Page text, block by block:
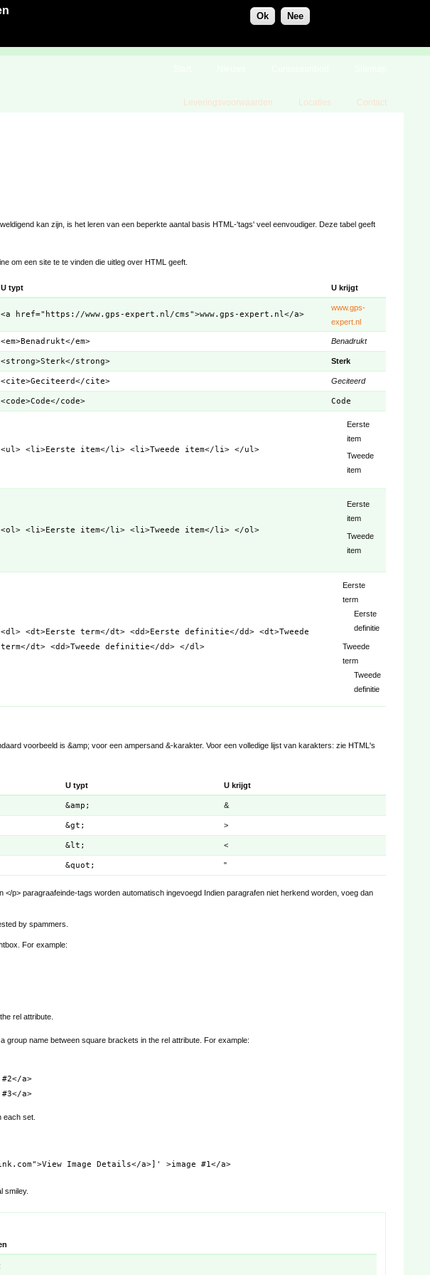
Ok Nee
Leveringsvoorwaarden Locaties Contact
kan zijn, is het leren van een beperkte aantal basis HTML-'tags' veel eenvoudiger. Deze tabel geeft
om een site te te vinden die uitleg over HTML geeft.
U typt U krijgt
<a href="https://www.gps-expert.nl/cms">www.gps-expert.nl</a>
www.gps-
expert.nl
<em>Benadrukt</em> Benadrukt
<strong>Sterk</strong> Sterk
<cite>Geciteerd</cite> Geciteerd
<code>Code</code> Code
<ul> <li>Eerste item</li> <li>Tweede item</li> </ul>
Eerste
item
Tweede
item
<ol> <li>Eerste item</li> <li>Tweede item</li> </ol>
Eerste
item
Tweede
item
<dl> <dt>Eerste term</dt> <dd>Eerste definitie</dd> <dt>Tweede
term</dt> <dd>Tweede definitie</dd> </dl>
Eerste
term
Eerste
definitie
Tweede
term
Tweede
definitie
voorbeeld is &amp; voor een ampersand &-karakter. Voor een volledige lijst van karakters: zie HTML's
U typt U krijgt
&amp; &
&gt; >
&lt; <
&quot; "
p> paragraafeinde-tags worden automatisch ingevoegd Indien paragrafen niet herkend worden, voeg dan
by spammers.
For example:
rel attribute.
group name between square brackets in the rel attribute. For example:
a>
a>
each set.
Image Details</a>]' >image #1</a>
smiley.